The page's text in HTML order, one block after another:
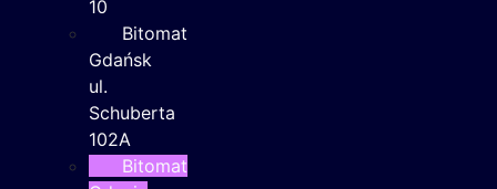
10
Bitomat
Gdańsk
ul.
Schuberta
102A
Bitomat